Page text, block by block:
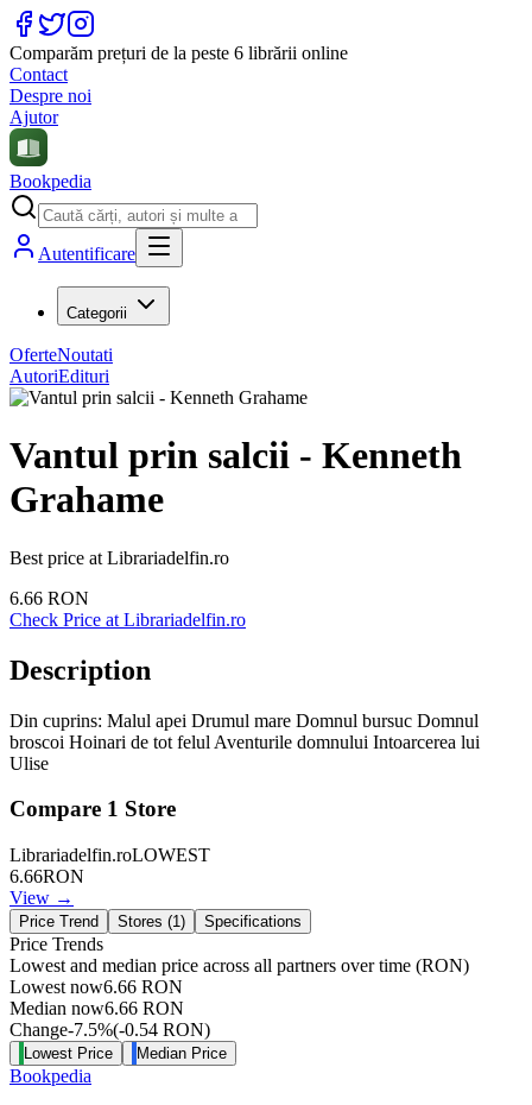
Comparăm prețuri de la peste 6 librării online
Contact
Despre noi
Ajutor
Bookpedia
Autentificare
Categorii
OferteNoutati
AutoriEdituri
Vantul prin salcii - Kenneth
Grahame
Best price at Librariadelfin.ro
6.66 RON
Check Price at Librariadelfin.ro
Description
Din cuprins: Malul apei Drumul mare Domnul bursuc Domnul
broscoi Hoinari de tot felul Aventurile domnului Intoarcerea lui
Ulise
Compare 1 Store
Librariadelfin.roLOWEST
6.66RON
View →
Price Trend Stores (1) Specifications
Price Trends
Lowest and median price across all partners over time (RON)
Lowest now6.66 RON
Median now6.66 RON
Change-7.5%(-0.54 RON)
Lowest Price Median Price
Bookpedia